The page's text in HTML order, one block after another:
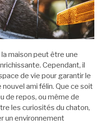
maison peut être une
Cependant, il
de vie pour garantir le
ami félin. Que ce soit
de repos, ou même de
les curiosités du chaton,
un environnement